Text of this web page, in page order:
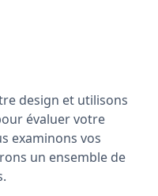
design et utilisons
évaluer votre
examinons vos
un ensemble de